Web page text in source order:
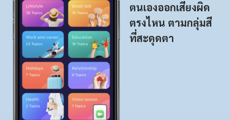
ตนเองออกเสียงผิด
ตรงไหน ตามกลุ่มสี
ที่สะดุดตา